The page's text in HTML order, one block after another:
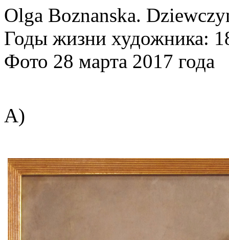
Olga Boznanska.
Годы жизни художника:
Фото 28 марта 2017 года
А)